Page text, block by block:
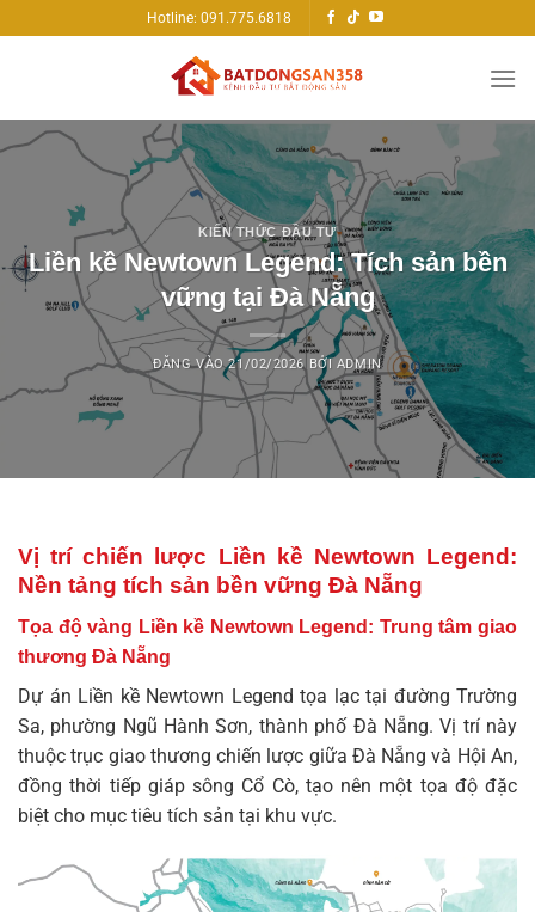
qua
Hotline: 091.775.6818
KIẾN THỨC ĐẦU TƯ
Liền kề Newtown Legend: Tích sản bền
vững tại Đà Nẵng
ĐĂNG VÀO21/02/2026 BỞI ADMIN
Vị trí chiến lược Liền kề Newtown Legend:
Nền tảng tích sản bền vững Đà Nẵng
Tọa độ vàng Liền kề Newtown Legend: Trung tâm giao
thương Đà Nẵng
Dự án Liền kề Newtown Legend tọa lạc tại đường Trường
Sa, phường Ngũ Hành Sơn, thành phố Đà Nẵng. Vị trí này
thuộc trục giao thương chiến lược giữa Đà Nẵng và Hội An,
đồng thời tiếp giáp sông Cổ Cò, tạo nên một tọa độ đặc
biệt cho mục tiêu tích sản tại khu vực.